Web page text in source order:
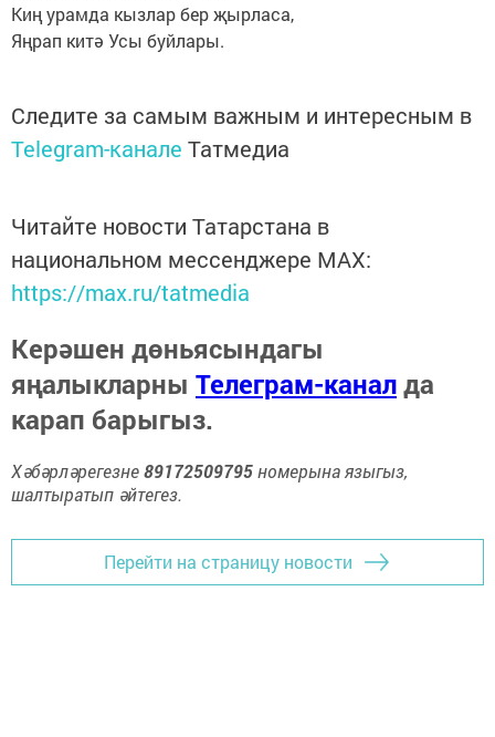
Киң урамда кызлар бер җырласа,
Яңрап китә Усы буйлары.
Следите за самым важным и интересным в
Telegram-канале Татмедиа
Читайте новости Татарстана в
национальном мессенджере MАХ:
https://max.ru/tatmedia
Керәшен дөньясындагы
яңалыкларны Телеграм-каналда
карап барыгыз.
Хәбәрләрегезне89172509795номерына языгыз,
шалтыратып әйтегез.
Перейти на страницу новости